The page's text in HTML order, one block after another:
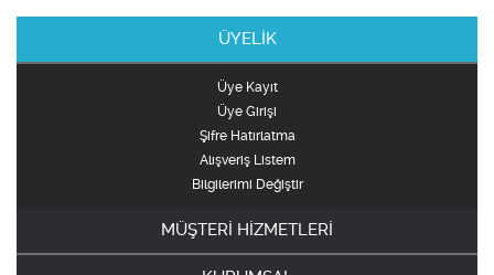
ÜYELİK
Üye Kayıt
Üye Girişi
Şifre Hatırlatma
Alışveriş Listem
Bilgilerimi Değiştir
MÜŞTERİ HİZMETLERİ